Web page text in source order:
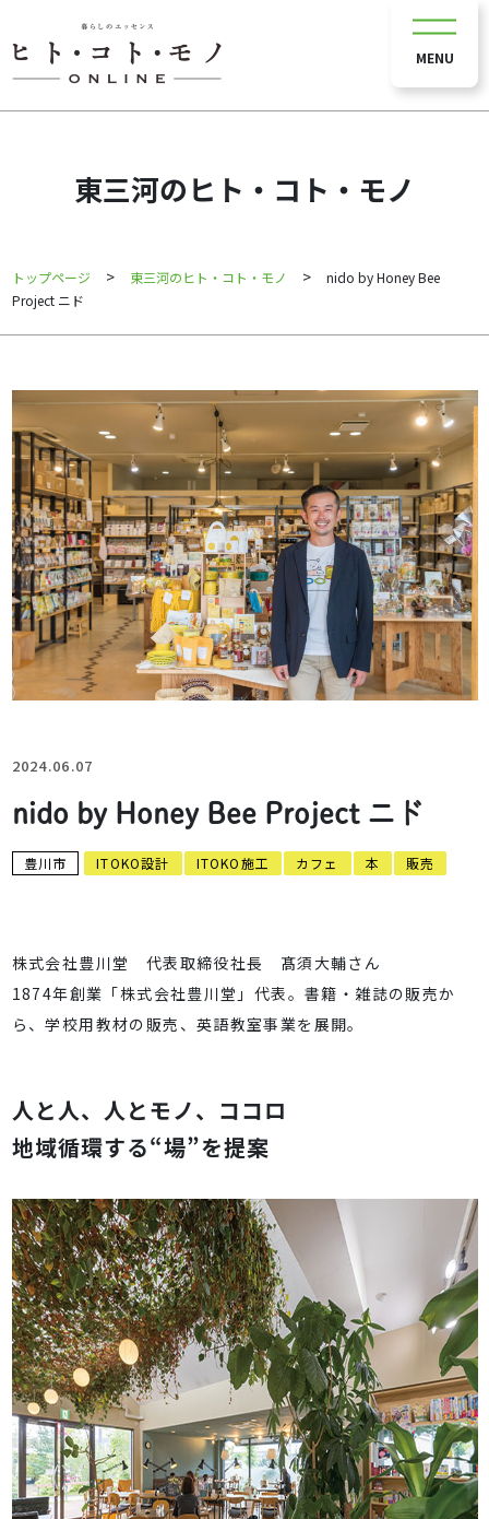
MENU
東三河のヒト・コト・モノ
トップページ > 東三河のヒト・コト・モノ >
nido by Honey Bee
Project ニド
2024.06.07
nido by Honey Bee Project ニド
豊川市 ITOKO設計 ITOKO施工 カフェ 本 販売
株式会社豊川堂 代表取締役社長 髙須大輔さん
1874年創業「株式会社豊川堂」代表。書籍・雑誌の販売か
ら、学校用教材の販売、英語教室事業を展開。
人と人、人とモノ、ココロ
地域循環する“場”を提案